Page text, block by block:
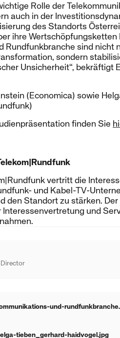
Rolle der
auch in der
des Standorts
ihre Wertschöpfungsketten
Rundfunkbranche sind
sondern
Unsicherheit“, bekräftigt
(Economica) sowie
finden Sie
vertritt die
und Kabel-TV-
den Standort zu stärken.
Interessenvertretung und
und-
tieben_gerhard-haidvogel.jpg